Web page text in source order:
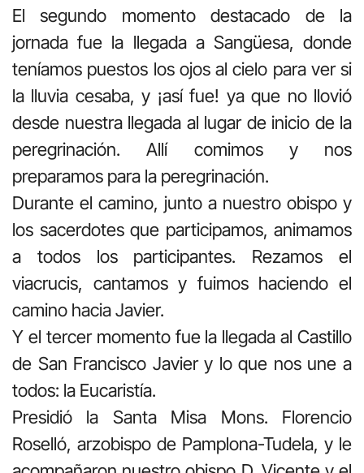
El segundo momento destacado de la
jornada fue la llegada a Sangüesa, donde
teníamos puestos los ojos al cielo para ver si
la lluvia cesaba, y ¡así fue! ya que no llovió
desde nuestra llegada al lugar de inicio de la
peregrinación. Allí comimos y nos
preparamos para la peregrinación.
Durante el camino, junto a nuestro obispo y
los sacerdotes que participamos, animamos
a todos los participantes. Rezamos el
viacrucis, cantamos y fuimos haciendo el
camino hacia Javier.
Y el tercer momento fue la llegada al Castillo
de San Francisco Javier y lo que nos une a
todos: la Eucaristía.
Presidió la Santa Misa Mons. Florencio
Roselló, arzobispo de Pamplona-Tudela, y le